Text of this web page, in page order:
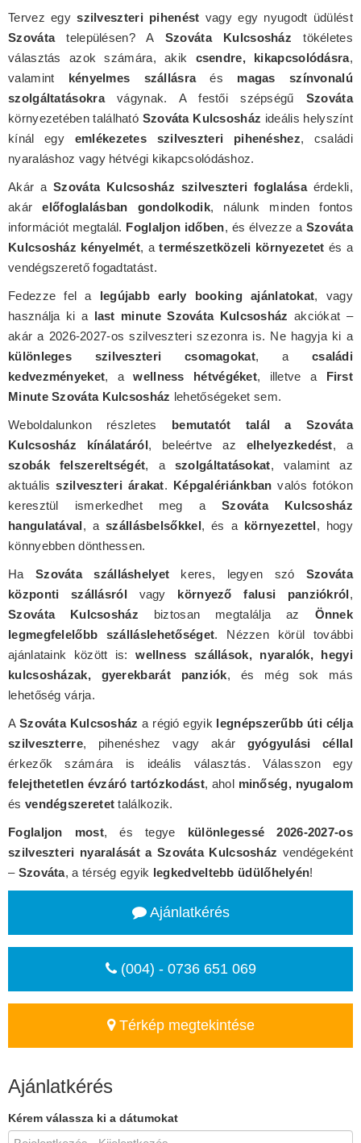
Tervez egyszilveszteri pihenést vagy egy nyugodt üdülést
Szovátatelepülésen? A Szováta Kulcsosház tökéletes
választás azok számára, akik csendre, kikapcsolódásra,
valamint kényelmes szállásraés magas színvonalú
szolgáltatásokravágynak. A festői szépségű Szováta
környezetében található Szováta Kulcsosház ideális helyszínt
kínál egy emlékezetes szilveszteri pihenéshez, családi
nyaraláshoz vagy hétvégi kikapcsolódáshoz.
Akár aSzováta Kulcsosház szilveszteri foglalásaérdekli,
akárelőfoglalásban gondolkodik, nálunk minden fontos
információt megtalál. Foglaljon időben, és élvezze a Szováta
Kulcsosház kényelmét, atermészetközeli környezetet és a
vendégszerető fogadtatást.
Fedezze fel a legújabb early booking ajánlatokat, vagy
használja ki a last minute Szováta Kulcsosház akciókat –
akár a 2026-2027-os szilveszteri szezonra is. Ne hagyja ki a
különleges szilveszteri csomagokat, a családi
kedvezményeket, awellness hétvégéket, illetve a First
Minute Szováta Kulcsosház lehetőségeket sem.
Weboldalunkon részletes bemutatót talál a Szováta
Kulcsosház kínálatáról, beleértve az elhelyezkedést, a
szobák felszereltségét, a szolgáltatásokat, valamint az
aktuálisszilveszteri árakat. Képgalériánkban valós fotókon
keresztül ismerkedhet meg a Szováta Kulcsosház
hangulatával, aszállásbelsőkkel, és a környezettel, hogy
könnyebben dönthessen.
Ha Szováta szálláshelyet keres, legyen szó Szováta
központi szállásról vagy környező falusi panziókról,
Szováta Kulcsosház biztosan megtalálja az Önnek
legmegfelelőbb szálláslehetőséget. Nézzen körül további
ajánlataink között is:wellness szállások, nyaralók, hegyi
kulcsosházak, gyerekbarát panziók, és még sok más
lehetőség várja.
A Szováta Kulcsosház a régió egyik legnépszerűbb úti célja
szilveszterre, pihenéshez vagy akár gyógyulási céllal
érkezők számára is ideális választás. Válasszon egy
felejthetetlen évzáró tartózkodást, ahol minőség, nyugalom
és vendégszeretet találkozik.
Foglaljon most, és tegye különlegessé 2026-2027-os
szilveszteri nyaralását a Szováta Kulcsosház vendégeként
– Szováta, a térség egyik legkedveltebb üdülőhelyén!
Ajánlatkérés
(004) - 0736 651 069
Térkép megtekintése
Ajánlatkérés
Kérem válassza ki a dátumokat